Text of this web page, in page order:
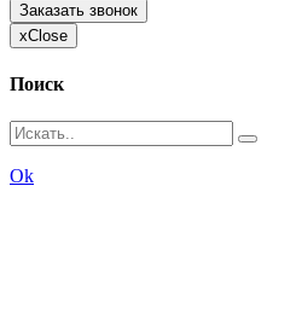
Заказать звонок
xClose
Поиск
Ok